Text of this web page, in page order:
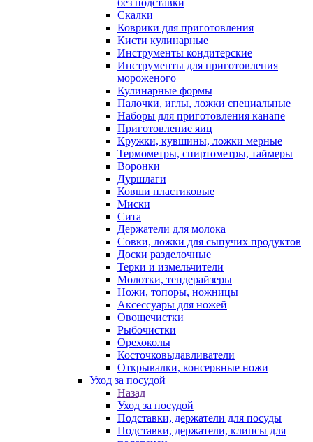
Скалки
Коврики для приготовления
Кисти кулинарные
Инструменты кондитерские
Инструменты для приготовления
мороженого
Кулинарные формы
Палочки, иглы, ложки специальные
Наборы для приготовления канапе
Приготовление яиц
Кружки, кувшины, ложки мерные
Термометры, спиртометры, таймеры
Воронки
Дуршлаги
Ковши пластиковые
Миски
Сита
Держатели для молока
Совки, ложки для сыпучих продуктов
Доски разделочные
Терки и измельчители
Молотки, тендерайзеры
Ножи, топоры, ножницы
Аксессуары для ножей
Овощечистки
Рыбочистки
Орехоколы
Косточковыдавливатели
Открывалки, консервные ножи
Уход за посудой
Назад
Уход за посудой
Подставки, держатели для посуды
Подставки, держатели, клипсы для